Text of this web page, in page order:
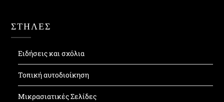
ΣΤΗΛΕΣ
Ειδήσεις και σχόλια
Τοπική αυτοδιοίκηση
Μικρασιατικές Σελίδες